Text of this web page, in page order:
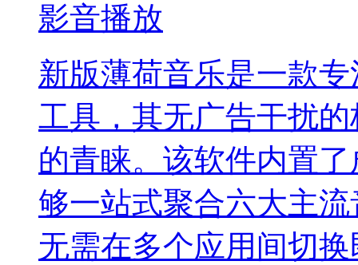
影音播放
新版薄荷音乐是一款
工具，其无广告干扰
的青睐。该软件内置
够一站式聚合六大主
无需在多个应用间切